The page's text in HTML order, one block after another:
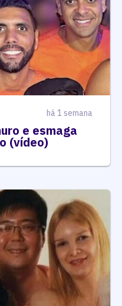
há 1 semana
e esmaga
(vídeo)